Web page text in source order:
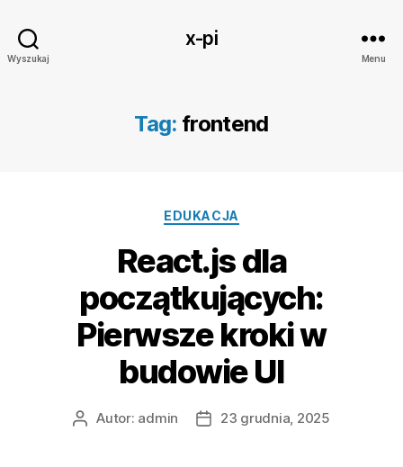
Wyszukaj
x-pi
Menu
Tag: frontend
Kategorie
EDUKACJA
React.js dla
początkujących:
Pierwsze kroki w
budowie UI
AutorAutor: admin
Data23 grudnia, 2025